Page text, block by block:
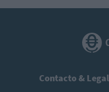
Contacto & Legal